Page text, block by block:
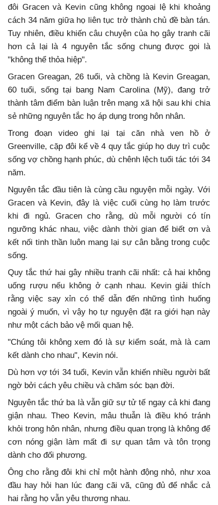
đôi Gracen và Kevin cũng không ngoại lệ khi khoảng
cách 34 năm giữa họ liên tục trở thành chủ đề bàn tán.
Tuy nhiên, điều khiến câu chuyện của họ gây tranh cãi
hơn cả lại là 4 nguyên tắc sống chung được gọi là
"không thể thỏa hiệp".
Gracen Greagan, 26 tuổi, và chồng là Kevin Greagan,
60 tuổi, sống tại bang Nam Carolina (Mỹ), đang trở
thành tâm điểm bàn luận trên mạng xã hội sau khi chia
sẻ những nguyên tắc họ áp dụng trong hôn nhân.
Trong đoạn video ghi lại tại căn nhà ven hồ ở
Greenville, cặp đôi kể về 4 quy tắc giúp họ duy trì cuộc
sống vợ chồng hạnh phúc, dù chênh lệch tuổi tác tới 34
năm.
Nguyên tắc đầu tiên là cùng cầu nguyện mỗi ngày. Với
Gracen và Kevin, đây là việc cuối cùng họ làm trước
khi đi ngủ. Gracen cho rằng, dù mỗi người có tín
ngưỡng khác nhau, việc dành thời gian để biết ơn và
kết nối tinh thần luôn mang lại sự cân bằng trong cuộc
sống.
Quy tắc thứ hai gây nhiều tranh cãi nhất: cả hai không
uống rượu nếu không ở cạnh nhau. Kevin giải thích
rằng việc say xỉn có thể dẫn đến những tình huống
ngoài ý muốn, vì vậy họ tự nguyện đặt ra giới hạn này
như một cách bảo vệ mối quan hệ.
"Chúng tôi không xem đó là sự kiểm soát, mà là cam
kết dành cho nhau", Kevin nói.
Dù hơn vợ tới 34 tuổi, Kevin vẫn khiến nhiều người bất
ngờ bởi cách yêu chiều và chăm sóc bạn đời.
Nguyên tắc thứ ba là vẫn giữ sự tử tế ngay cả khi đang
giận nhau. Theo Kevin, mâu thuẫn là điều khó tránh
khỏi trong hôn nhân, nhưng điều quan trọng là không để
cơn nóng giận làm mất đi sự quan tâm và tôn trọng
dành cho đối phương.
Ông cho rằng đôi khi chỉ một hành động nhỏ, như xoa
đầu hay hỏi han lúc đang cãi vã, cũng đủ để nhắc cả
hai rằng họ vẫn yêu thương nhau.